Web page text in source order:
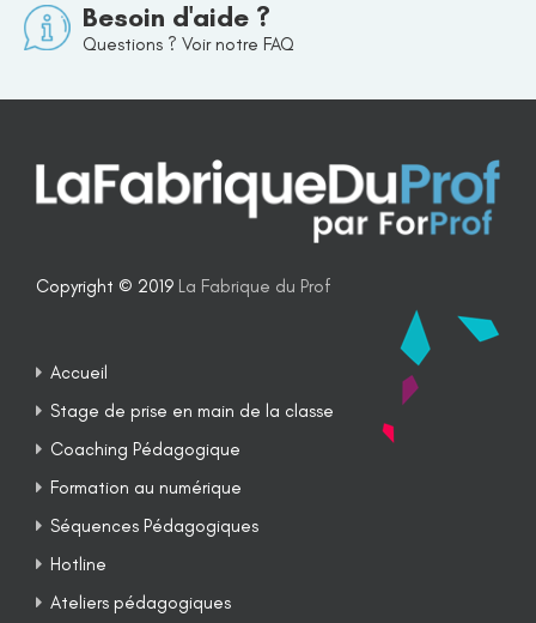
Besoin d'aide ?
Questions ? Voir notre FAQ
Copyright © 2019 La Fabrique du Prof
Accueil
Stage de prise en main de la classe
Coaching Pédagogique
Formation au numérique
Séquences Pédagogiques
Hotline
Ateliers pédagogiques